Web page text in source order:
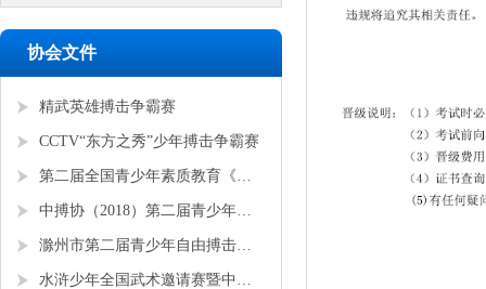
协会文件
精武英雄搏击争霸赛
CCTV“东方之秀”少年搏击争霸赛
第二届全国青少年素质教育《勇者争锋》搏击锦标赛
中搏协（2018）第二届青少年锦标赛
滁州市第二届青少年自由搏击全国邀请赛
水浒少年全国武术邀请赛暨中搏协青少年搏击锦标赛